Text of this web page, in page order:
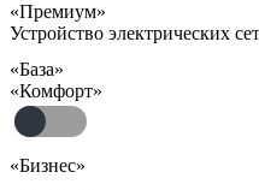
«Премиум»
Устройство электрических
«База»
«Комфорт»
«Бизнес»